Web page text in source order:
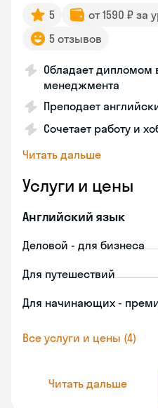
5 от 1590 ₽ за
5 отзывов
Обладает дипломом
менеджмента
Преподает
Сочетает работу и
Читать дальше
Услуги и цены
Английский язык
Деловой - для бизнеса
Для путешествий
Для начинающих -
Все услуги и цены (4)
Читать дальше